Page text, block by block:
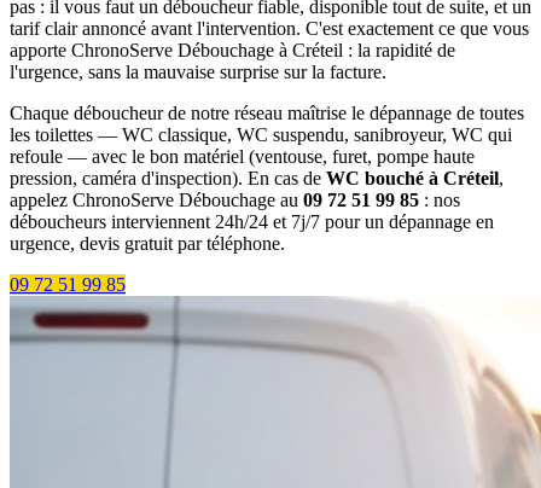
pas : il vous faut un déboucheur fiable, disponible tout de suite, et un
tarif clair annoncé avant l'intervention. C'est exactement ce que vous
apporte ChronoServe Débouchage à Créteil : la rapidité de
l'urgence, sans la mauvaise surprise sur la facture.
Chaque déboucheur de notre réseau maîtrise le dépannage de toutes
les toilettes — WC classique, WC suspendu, sanibroyeur, WC qui
refoule — avec le bon matériel (ventouse, furet, pompe haute
pression, caméra d'inspection). En cas de WC bouché à Créteil,
appelez ChronoServe Débouchage au 09 72 51 99 85 : nos
déboucheurs interviennent 24h/24 et 7j/7 pour un dépannage en
urgence, devis gratuit par téléphone.
09 72 51 99 85